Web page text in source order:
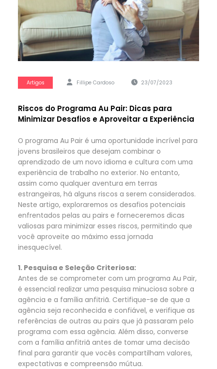
Artigos Fillipe Cardoso 23/07/2023
Riscos do Programa Au Pair: Dicas para
Minimizar Desafios e Aproveitar a Experiência
O programa Au Pair é uma oportunidade incrível para
jovens brasileiros que desejam combinar o
aprendizado de um novo idioma e cultura com uma
experiência de trabalho no exterior. No entanto,
assim como qualquer aventura em terras
estrangeiras, há alguns riscos a serem considerados.
Neste artigo, exploraremos os desafios potenciais
enfrentados pelas au pairs e forneceremos dicas
valiosas para minimizar esses riscos, permitindo que
você aproveite ao máximo essa jornada
inesquecível.
1. Pesquisa e Seleção Criteriosa:
Antes de se comprometer com um programa Au Pair,
é essencial realizar uma pesquisa minuciosa sobre a
agência e a família anfitriã. Certifique-se de que a
agência seja reconhecida e confiável, e verifique as
referências de outras au pairs que já passaram pelo
programa com essa agência. Além disso, converse
com a família anfitriã antes de tomar uma decisão
final para garantir que vocês compartilham valores,
expectativas e compreensão mútua.